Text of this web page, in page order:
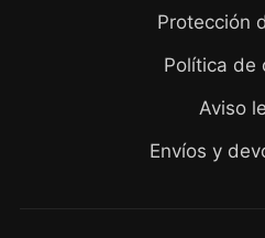
Protección
Política de
Aviso
Envíos y